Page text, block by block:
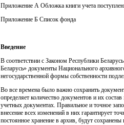
Приложение А Обложка книги учета
Приложение Б Список фонда
Введение
В соответствии с Законом Республики
Беларусь» документы Национального
негосударственной формы собственности
Во все времена было важно сохранить
определяет количество документов и их
учетных документах. Правильное и точное
внесение всех изменений в них гарантирует
постоянное хранение в архив, будут